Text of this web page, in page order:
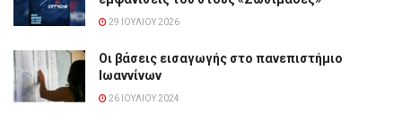
29 ΙΟΥΛΊΟΥ 2026
Οι βάσεις εισαγωγής στο πανεπιστήμιο
Ιωαννίνων
26 ΙΟΥΛΊΟΥ 2024